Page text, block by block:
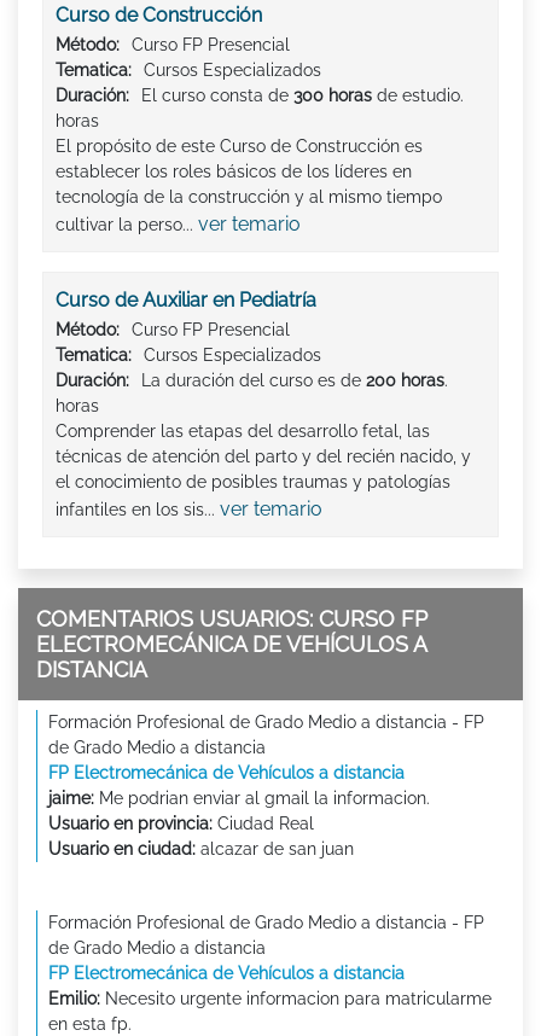
Curso de Construcción
Método:
Curso FP Presencial
Tematica:
Cursos Especializados
Duración:
El curso consta de 300 horas de estudio.
horas
El propósito de este Curso de Construcción es
establecer los roles básicos de los líderes en
tecnología de la construcción y al mismo tiempo
cultivar la perso... ver temario
Curso de Auxiliar en Pediatría
Método:
Curso FP Presencial
Tematica:
Cursos Especializados
Duración:
La duración del curso es de 200 horas.
horas
Comprender las etapas del desarrollo fetal, las
técnicas de atención del parto y del recién nacido, y
el conocimiento de posibles traumas y patologías
infantiles en los sis... ver temario
COMENTARIOS USUARIOS: CURSO FP
ELECTROMECÁNICA DE VEHÍCULOS A
DISTANCIA
Formación Profesional de Grado Medio a distancia - FP
de Grado Medio a distancia
FP Electromecánica de Vehículos a distancia
jaime: Me podrian enviar al gmail la informacion.
Usuario en provincia: Ciudad Real
Usuario en ciudad: alcazar de san juan
Formación Profesional de Grado Medio a distancia - FP
de Grado Medio a distancia
FP Electromecánica de Vehículos a distancia
Emilio: Necesito urgente informacion para matricularme
en esta fp.